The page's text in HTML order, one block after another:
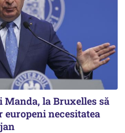
Manda, la Bruxelles să
necesitatea